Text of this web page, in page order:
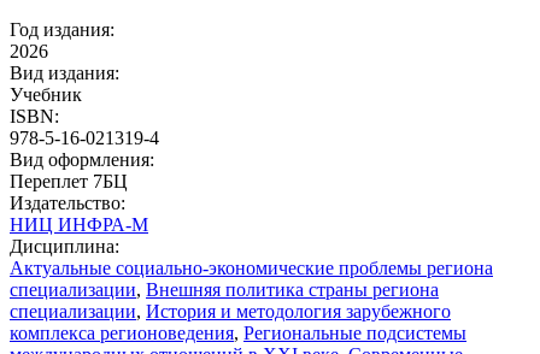
Год издания:
2026
Вид издания:
Учебник
ISBN:
978-5-16-021319-4
Вид оформления:
Переплет 7БЦ
Издательство:
НИЦ ИНФРА-М
Дисциплина:
Актуальные социально-экономические проблемы региона
специализации, Внешняя политика страны региона
специализации, История и методология зарубежного
комплекса регионоведения, Региональные подсистемы